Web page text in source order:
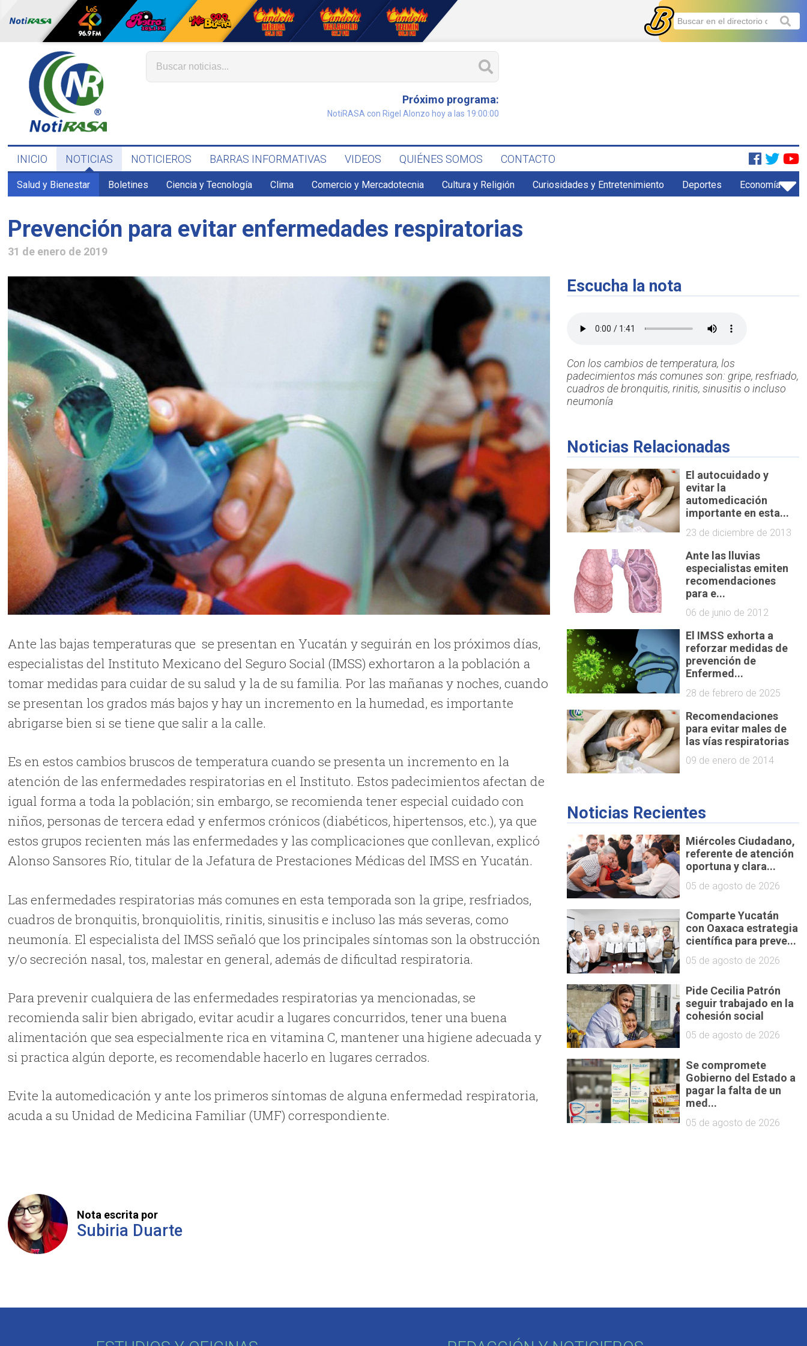
Próximo programa:
NotiRASA con Rigel Alonzo hoy a las 19:00:00
INICIO NOTICIAS NOTICIEROS BARRAS INFORMATIVAS VIDEOS QUIÉNES SOMOS CONTACTO
Salud y Bienestar Boletines Ciencia y Tecnología Clima Comercio y Mercadotecnia Cultura y Religión Curiosidades y Entretenimiento Deportes Economía
Prevención para evitar enfermedades respiratorias
31 de enero de 2019
Ante las bajas temperaturas que se presentan en Yucatán y seguirán en los próximos días,
especialistas del Instituto Mexicano del Seguro Social (IMSS) exhortaron a la población a
tomar medidas para cuidar de su salud y la de su familia. Por las mañanas y noches, cuando
se presentan los grados más bajos y hay un incremento en la humedad, es importante
abrigarse bien si se tiene que salir a la calle.
Es en estos cambios bruscos de temperatura cuando se presenta un incremento en la
atención de las enfermedades respiratorias en el Instituto. Estos padecimientos afectan de
igual forma a toda la población; sin embargo, se recomienda tener especial cuidado con
niños, personas de tercera edad y enfermos crónicos (diabéticos, hipertensos, etc.), ya que
estos grupos recienten más las enfermedades y las complicaciones que conllevan, explicó
Alonso Sansores Río, titular de la Jefatura de Prestaciones Médicas del IMSS en Yucatán.
Las enfermedades respiratorias más comunes en esta temporada son la gripe, resfriados,
cuadros de bronquitis, bronquiolitis, rinitis, sinusitis e incluso las más severas, como
neumonía. El especialista del IMSS señaló que los principales síntomas son la obstrucción
y/o secreción nasal, tos, malestar en general, además de dificultad respiratoria.
Para prevenir cualquiera de las enfermedades respiratorias ya mencionadas, se
recomienda salir bien abrigado, evitar acudir a lugares concurridos, tener una buena
alimentación que sea especialmente rica en vitamina C, mantener una higiene adecuada y
si practica algún deporte, es recomendable hacerlo en lugares cerrados.
Evite la automedicación y ante los primeros síntomas de alguna enfermedad respiratoria,
acuda a su Unidad de Medicina Familiar (UMF) correspondiente.
Nota escrita por
Subiria Duarte
Escucha la nota
Con los cambios de temperatura, los
padecimientos más comunes son: gripe, resfriado,
cuadros de bronquitis, rinitis, sinusitis o incluso
neumonía
Noticias Relacionadas
El autocuidado y
evitar la
automedicación
importante en esta...
23 de diciembre de 2013
Ante las lluvias
especialistas emiten
recomendaciones
para e...
06 de junio de 2012
El IMSS exhorta a
reforzar medidas de
prevención de
Enfermed...
28 de febrero de 2025
Recomendaciones
para evitar males de
las vías respiratorias
09 de enero de 2014
Noticias Recientes
Miércoles Ciudadano,
referente de atención
oportuna y clara...
05 de agosto de 2026
Comparte Yucatán
con Oaxaca estrategia
científica para preve...
05 de agosto de 2026
Pide Cecilia Patrón
seguir trabajado en la
cohesión social
05 de agosto de 2026
Se compromete
Gobierno del Estado a
pagar la falta de un
med...
05 de agosto de 2026